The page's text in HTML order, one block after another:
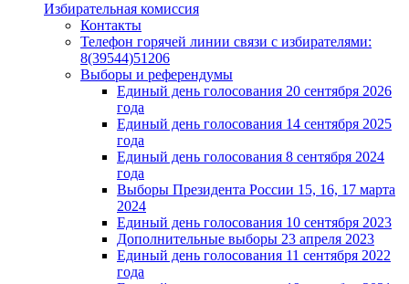
Избирательная комиссия
Контакты
Телефон горячей линии связи с избирателями:
8(39544)51206
Выборы и референдумы
Единый день голосования 20 сентября 2026
года
Единый день голосования 14 сентября 2025
года
Единый день голосования 8 сентября 2024
года
Выборы Президента России 15, 16, 17 марта
2024
Единый день голосования 10 сентября 2023
Дополнительные выборы 23 апреля 2023
Единый день голосования 11 сентября 2022
года